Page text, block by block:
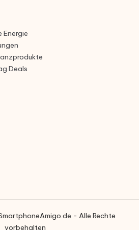
Energie
Deals
- Alle Rechte
vorbehalten